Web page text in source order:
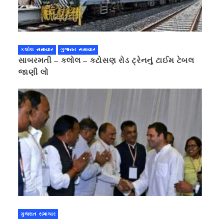
કલોલ સમાચાર ગુજરાત સમાચાર
સાબરમતી – કલોલ – કટોસણ રોડ ટ્રેનનું ટાઈમ ટેબલ
જાણી લો
ગુજરાત સમાચાર